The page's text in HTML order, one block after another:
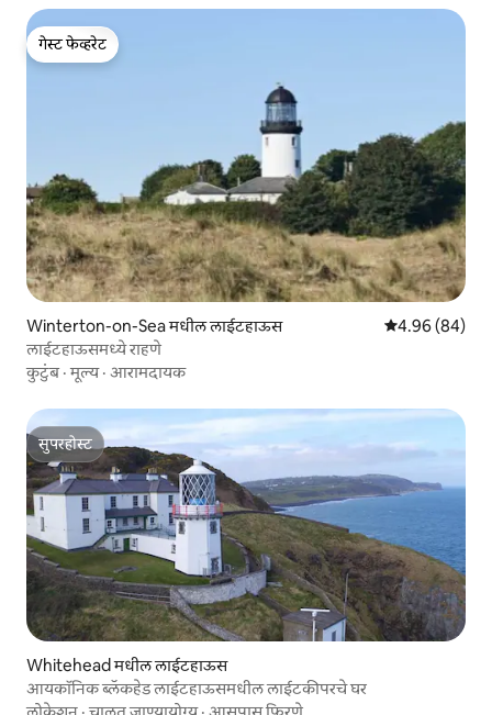
गेस्ट फेव्हरेट
गेस्ट फेव्हरेट
Winterton-on-Sea मधील लाईटहाऊस 5 पैकी 4.96
4.96 (84)
लाईटहाऊसमध्ये राहणे
कुटुंब·मूल्य· आरामदायक
सुपरहोस्ट
सुपरहोस्ट
Whitehead मधील लाईटहाऊस
आयकॉनिक ब्लॅकहेड लाईटहाऊसमधील लाईटकीपरचे घर